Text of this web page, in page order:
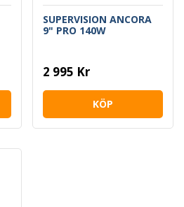
SUPERVISION ANCORA
9" PRO 140W
2 995 Kr
KÖP